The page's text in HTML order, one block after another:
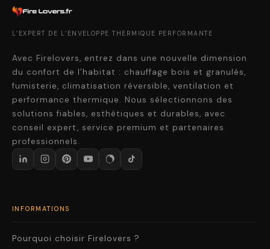
L’EXPERT DE L’ENVELOPPE THERMIQUE PERFORMANTE
Avec Firelovers, entrez dans une nouvelle dimension
du confort de l’habitat : chauffage bois et granulés,
fumisterie, climatisation réversible, ventilation et
performance thermique. Nous sélectionnons des
solutions fiables, esthétiques et durables, avec
conseil expert, service premium et partenaires
professionnels.
INFORMATIONS
Pourquoi choisir Firelovers ?